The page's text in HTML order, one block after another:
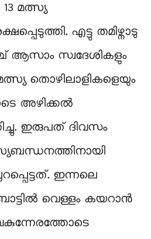
മത്സ്യ
എട്ടു തമിഴ്നാടു
ആസാം സ്വദേശികളും
തൊഴിലാളികളെയും
അഴിക്കൽ
ഇരുപത് ദിവസം
ഇന്നലെ
വെള്ളം കയറാൻ